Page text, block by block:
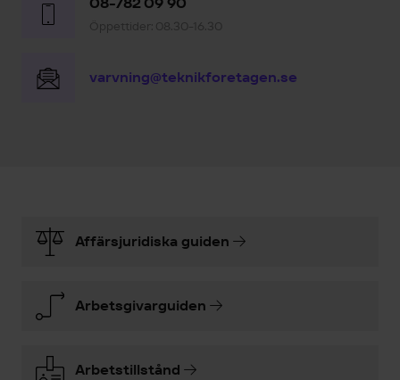
Öppettider: 08.30-16.30
varvning@teknikforetagen.se
Affärsjuridiska guiden
Arbetsgivarguiden
Arbetstillstånd